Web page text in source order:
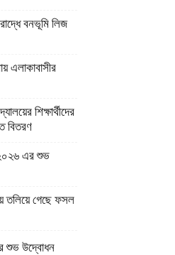
বনভূমি লিজ
এলাকাবাসীর
শিক্ষার্থীদের
বিতরণ
এর শুভ
তলিয়ে গেছে ফসল
শুভ উদ্বোধন